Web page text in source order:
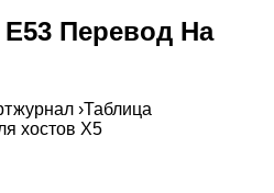
Перевод На
›Таблица
хостов X5